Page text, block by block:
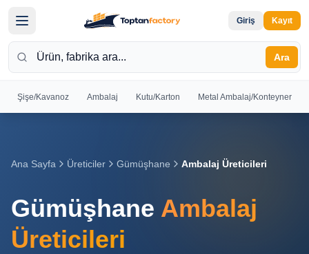
Giriş Kayıt
Ara
Şişe/Kavanoz Ambalaj Kutu/Karton Metal Ambalaj/Konteyner
Giriş yapın
Giriş
Yap
Ol
Ana Sayfa Üreticiler Gümüşhane Ambalaj Üreticileri
Gümüşhane Ambalaj
Üreticileri